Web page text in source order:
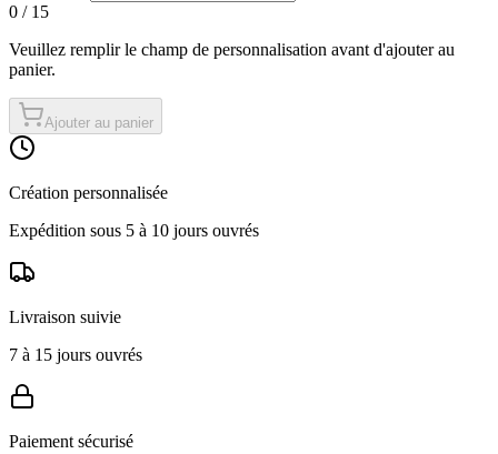
0 / 15
Veuillez remplirle champ de personnalisation avant d'ajouter au
panier.
Ajouter au panier
Création personnalisée
Expédition sous 5 à 10 jours ouvrés
Livraison suivie
7 à 15 jours ouvrés
Paiement sécurisé